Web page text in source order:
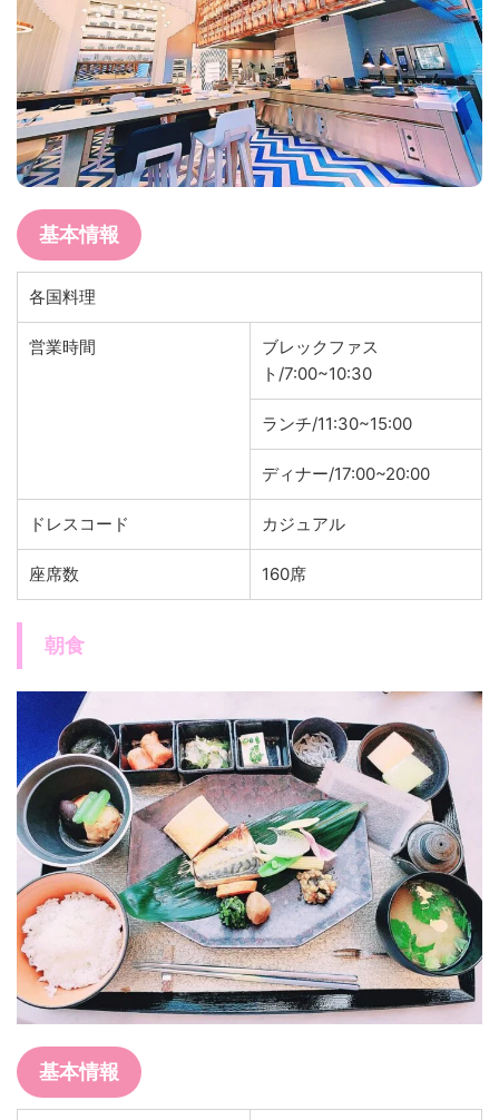
基本情報
各国料理
営業時間
ブレックファス
ト/7:00~10:30
ランチ/11:30~15:00
ディナー/17:00~20:00
ドレスコード カジュアル
座席数 160席
朝食
基本情報